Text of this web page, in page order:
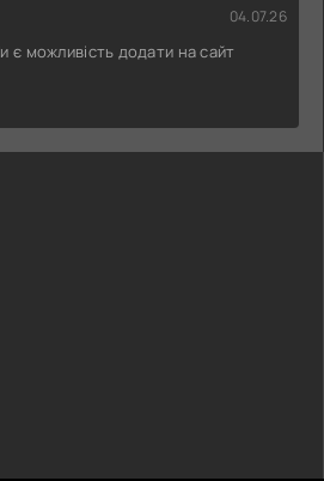
04.07.26
є можливість додати на сайт